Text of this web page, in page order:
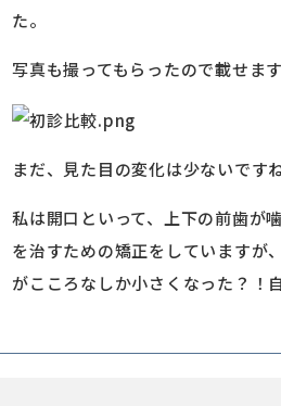
た。
写真も撮ってもらったので載せま
まだ、見た目の変化は少ないです
私は開口といって、上下の前歯が
を治すための矯正をしていますが
がこころなしか小さくなった？！